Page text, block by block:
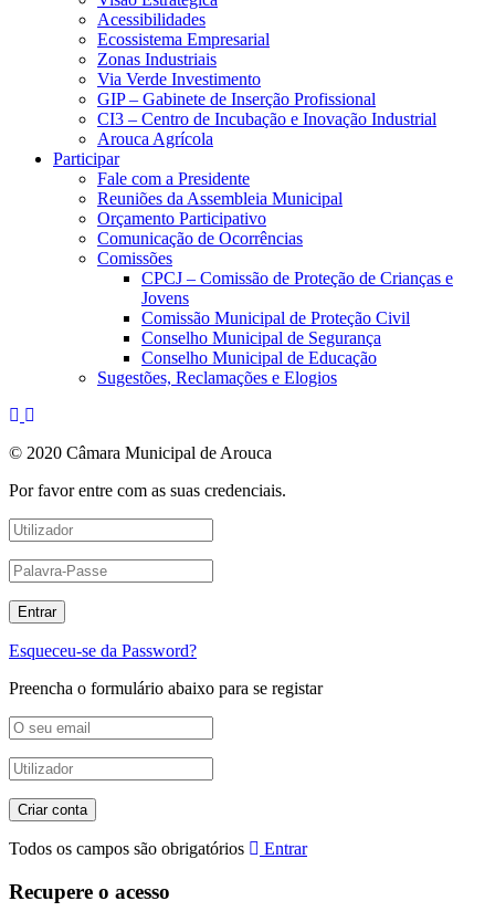
Acessibilidades
Ecossistema Empresarial
Zonas Industriais
Via Verde Investimento
GIP – Gabinete de Inserção Profissional
CI3 – Centro de Incubação e Inovação Industrial
Arouca Agrícola
Participar
Fale com a Presidente
Reuniões da Assembleia Municipal
Orçamento Participativo
Comunicação de Ocorrências
Comissões
CPCJ – Comissão de Proteção de Crianças e
Jovens
Comissão Municipal de Proteção Civil
Conselho Municipal de Segurança
Conselho Municipal de Educação
Sugestões, Reclamações e Elogios
© 2020 Câmara Municipal de Arouca
Por favor entre com as suas credenciais.
Esqueceu-se da Password?
Preencha o formulário abaixo para se registar
Todos os campos são obrigatórios Entrar
Recupere o acesso